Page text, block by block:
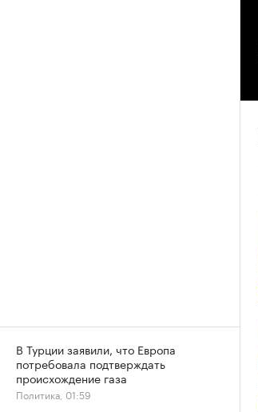
В Турции заявили, что Европа
потребовала подтверждать
происхождение газа
Политика, 01:59